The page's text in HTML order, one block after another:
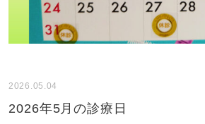
2026.05.04
2026年5月の診療日